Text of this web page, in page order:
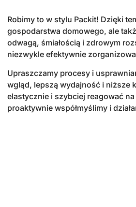
Robimy to w stylu Packit! Dzięki
gospodarstwa domowego, ale
odwagą, śmiałością i zdrowym
niezwykle efektywnie
Upraszczamy procesy i
wgląd, lepszą wydajność i niższe
elastycznie i szybciej reagować
proaktywnie współmyślimy i